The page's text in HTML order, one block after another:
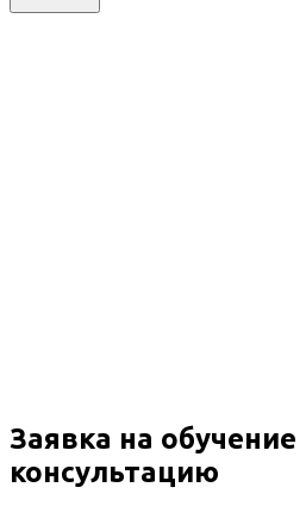
Заявка на обучение
консультацию